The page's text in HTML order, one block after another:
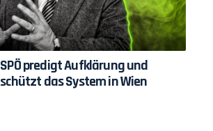
SPÖ predigt Aufklärung und
schützt das System in Wien